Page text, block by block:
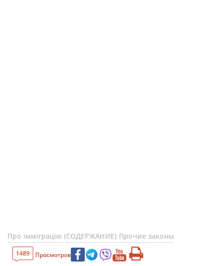
Про імміграцію (СОДЕРЖАНИЕ) Прочие законы
1489 Просмотров